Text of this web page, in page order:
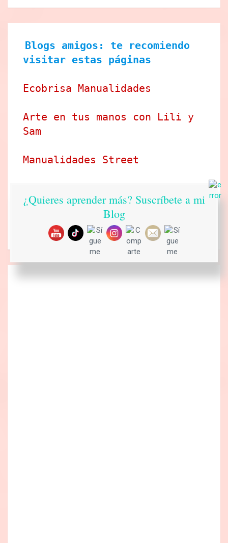
Blogs amigos: te recomiendo
visitar estas páginas
Ecobrisa Manualidades
Arte en tus manos con Lili y
Sam
Manualidades Street
¿Quieres aprender más? Suscríbete a mi
Blog